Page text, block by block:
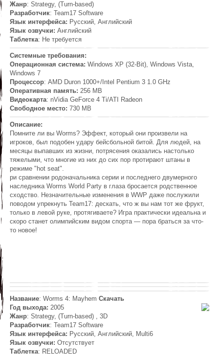
Жанр: Strategy, (Turn-based)
Разработчик: Team17 Software
Язык интерфейса: Русский, Английский
Язык озвучки: Английский
Таблетка: Не требуется
Системные требования:
Операционная система: Windows XP (32-Bit), Windows Vista,
Windows 7
Процессор: AMD Duron 1000+/Intel Pentium 3 1.0 GHz
Оперативная память: 256 MB
Видеокарта: nVidia GeForce 4 Ti/ATI Radeon
Свободное место: 730 MB
Описание:
Помните ли вы Worms? Эффект, который они произвели на
игроков, был подобен удару бейсбольной битой. Для людей, на
месяцы выпавших из жизни, потрясения оказались настолько
тяжелыми, что многие из них до сих пор протирают штаны в
режиме "hot seat".
ри сравнении родоначальника серии и последнего двумерного
наследника Worms World Party в глаза бросается родственное
сходство. Незначительные изменения в WWP даже послужили
поводом упрекнуть Team17: дескать, что ж вы нам тот же фрукт,
только в левой руке, протягиваете? Игра практически идеальна и
скоро станет олимпийским видом спорта — пора браться за что-
то новое!
Название: Worms 4: Mayhem Скачать
Год выхода: 2005
Жанр: Strategy, (Turn-based) , 3D
Разработчик: Team17 Software
Язык интерфейса: Русский, Английский, Multi6
Язык озвучки: Отсутствует
Таблетка: RELOADED